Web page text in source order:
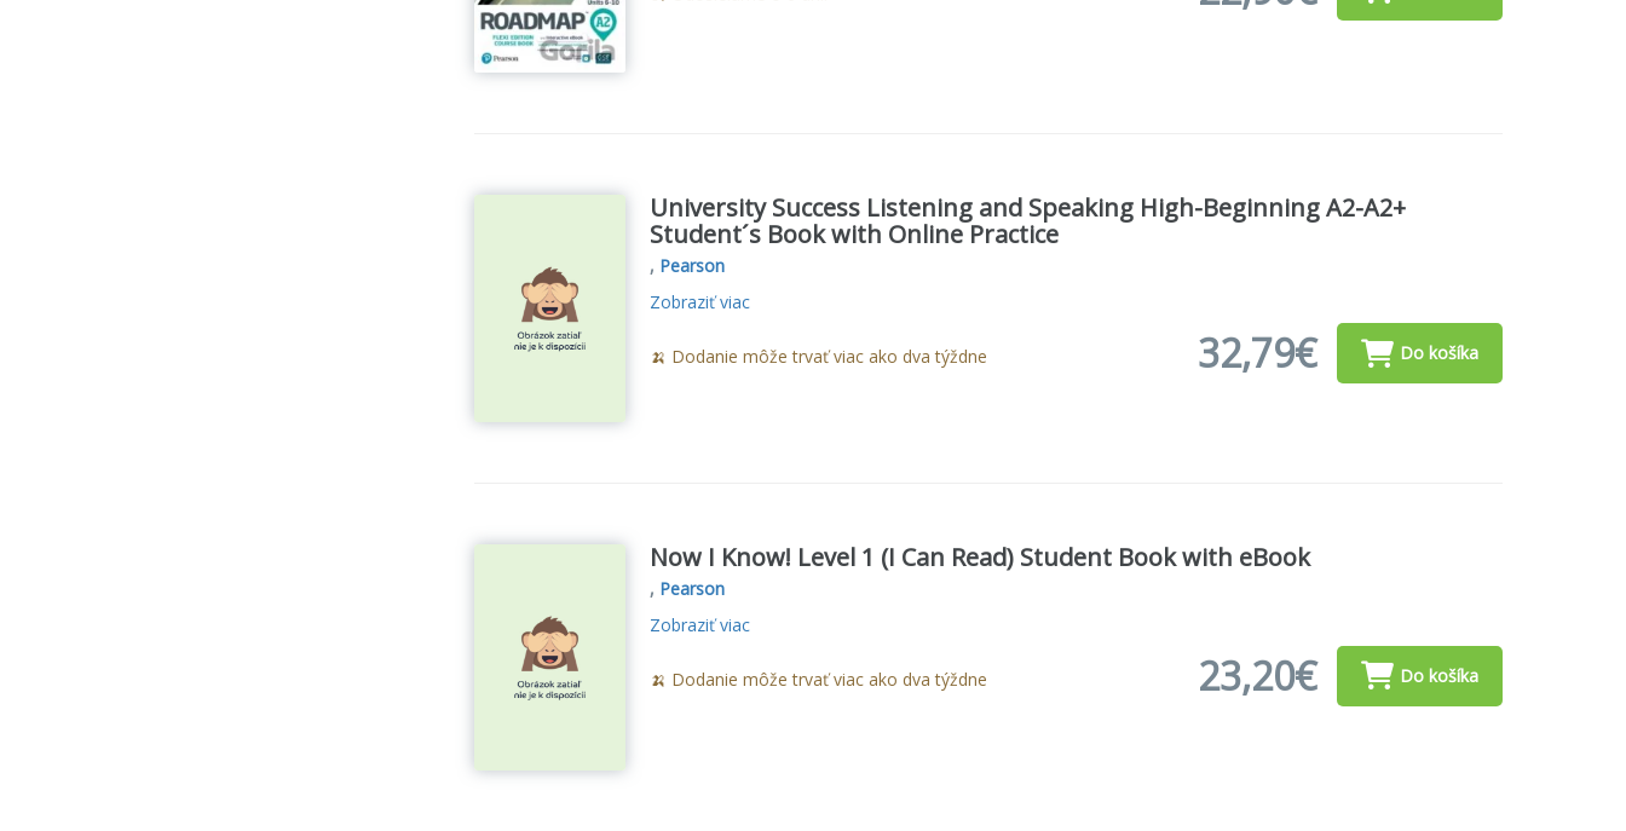
University Success Listening and Speaking High-Beginning A2-A2+
Student´s Book with Online Practice
, Pearson
Zobraziť viac
🍌 Dodanie môže trvať viac ako dva týždne 32,79€ Do košíka
Now I Know! Level 1 (I Can Read) Student Book with eBook
, Pearson
Zobraziť viac
🍌 Dodanie môže trvať viac ako dva týždne 23,20€ Do košíka